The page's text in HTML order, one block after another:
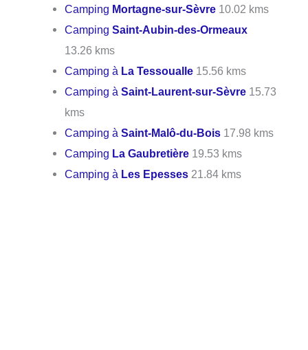
Camping Mortagne-sur-Sèvre 10.02 kms
CampingSaint-Aubin-des-Ormeaux
13.26 kms
Camping à La Tessoualle 15.56 kms
Camping àSaint-Laurent-sur-Sèvre 15.73
kms
Camping àSaint-Malô-du-Bois 17.98 kms
Camping La Gaubretière 19.53 kms
Camping à Les Epesses 21.84 kms